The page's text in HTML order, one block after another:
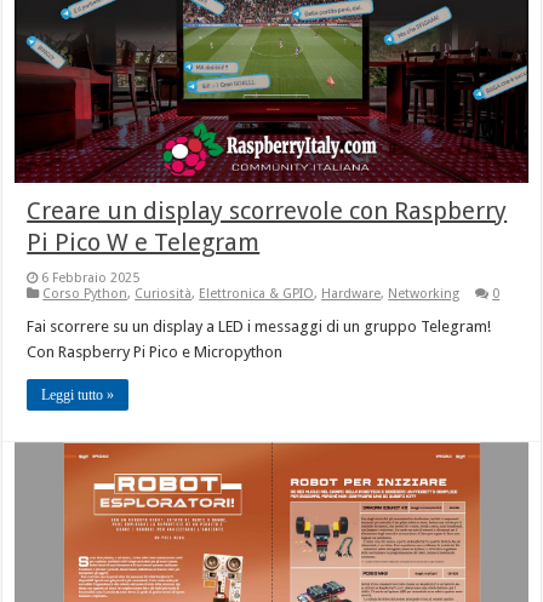
Creare un display scorrevole con Raspberry
Pi Pico W e Telegram
6 Febbraio 2025
Corso Python, Curiosità, Elettronica & GPIO, Hardware, Networking 0
Fai scorrere su un display a LED i messaggi di un gruppo Telegram!
Con Raspberry Pi Pico e Micropython
Leggi tutto »